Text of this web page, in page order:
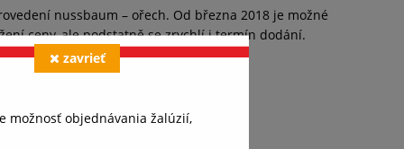
nussbaum – ořech. Od března 2018 je možné
ceny, ale podstatně se zrychlí i termín dodání.
najpoužívanejšia.
možnosť objednávania žalúzií,
zavrieť